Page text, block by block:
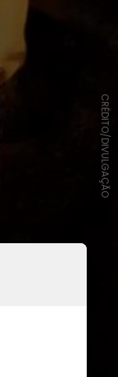
dia 4 de
CRÉDITO/DIVULGAÇÃO